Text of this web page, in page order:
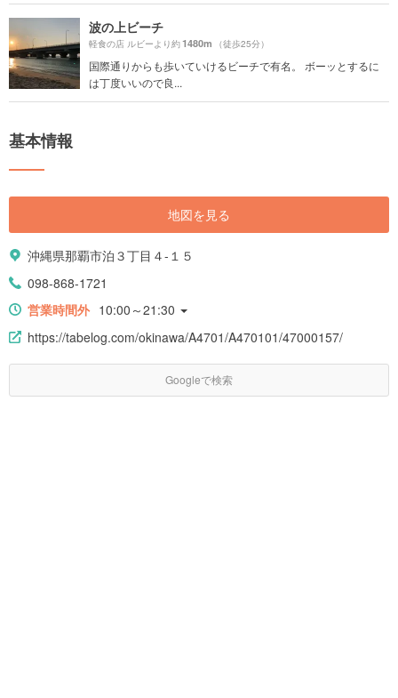
波の上ビーチ
軽食の店 ルビーより約1480m （徒歩25分）
国際通りからも歩いていけるビーチで有名。 ボーッとするに
は丁度いいので良...
基本情報
地図を見る
沖縄県那覇市泊３丁目４-１５
098-868-1721
営業時間外 10:00～21:30
https://tabelog.com/okinawa/A4701/A470101/47000157/
Googleで検索